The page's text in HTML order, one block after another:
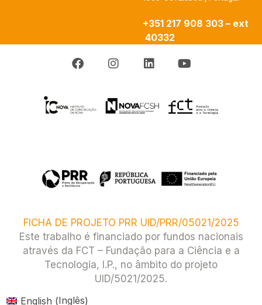
+351 217 908 303 – ext
40332
FICHA DE PROJETO PRR UID/PRR/05021/2025
Este trabalho é financiado por fundos nacionais
através da FCT – Fundação para a Ciência e a
Tecnologia, I.P., no âmbito do projeto
UID/5021/2025.​
English (Inglês)